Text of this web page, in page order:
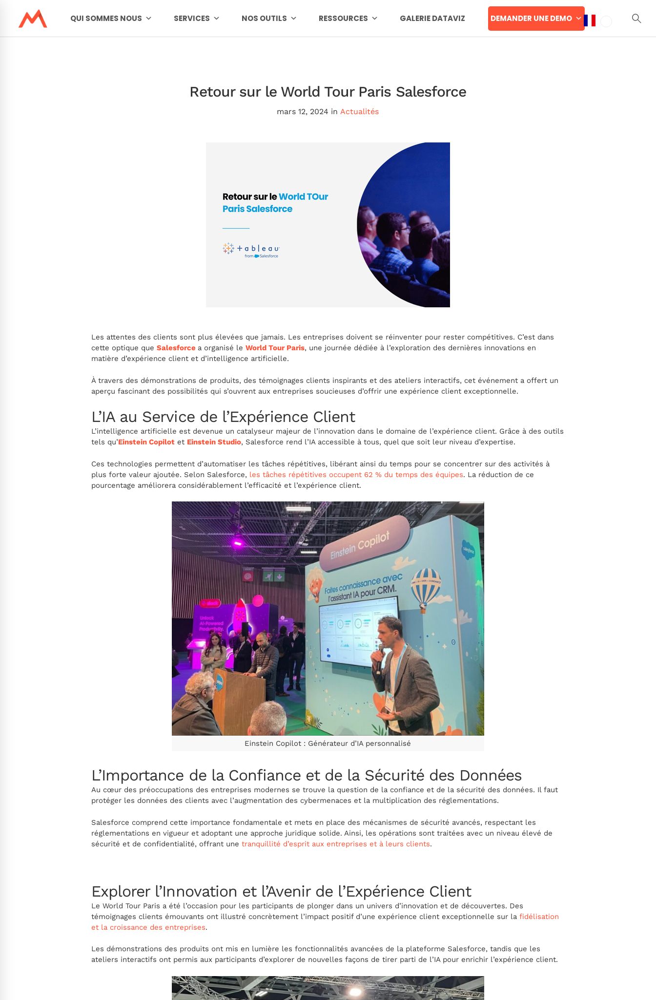
QUI SOMMES NOUS SERVICES NOS OUTILS RESSOURCES GALERIE DATAVIZ DEMANDER UNE DEMO
Retour sur le World Tour Paris Salesforce
mars 12, 2024 inActualités
Les attentes des clients sont plus élevées que jamais. Les entreprises doivent se réinventer pour rester compétitives. C’est dans
cette optique que Salesforce a organisé le World Tour Paris, une journée dédiée à l’exploration des dernières innovations en
matière d’expérience client et d’intelligence artificielle.
À travers des démonstrations de produits, des témoignages clients inspirants et des ateliers interactifs, cet événement a offert un
aperçu fascinant des possibilités qui s’ouvrent aux entreprises soucieuses d’offrir une expérience client exceptionnelle.
L’IA au Service de l’Expérience Client
L’intelligence artificielle est devenue un catalyseur majeur de l’innovation dans le domaine de l’expérience client. Grâce à des outils
tels qu’Einstein Copilot et Einstein Studio, Salesforce rend l’IA accessible à tous, quel que soit leur niveau d’expertise.
Ces technologies permettent d’automatiser les tâches répétitives, libérant ainsi du temps pour se concentrer sur des activités à
plus forte valeur ajoutée. Selon Salesforce, les tâches répétitives occupent 62 % du temps des équipes. La réduction de ce
pourcentage améliorera considérablement l’efficacité et l’expérience client.
Einstein Copilot : Générateur d’IA personnalisé
L’Importance de la Confiance et de la Sécurité des Données
Au cœur des préoccupations des entreprises modernes se trouve la question de la confiance et de la sécurité des données. Il faut
protéger les données des clients avec l’augmentation des cybermenaces et la multiplication des réglementations.
Salesforce comprend cette importance fondamentale et mets en place des mécanismes de sécurité avancés, respectant les
réglementations en vigueur et adoptant une approche juridique solide. Ainsi, les opérations sont traitées avec un niveau élevé de
sécurité et de confidentialité, offrant une tranquillité d’esprit aux entreprises et à leurs clients.
Explorer l’Innovation et l’Avenir de l’Expérience Client
Le World Tour Paris a été l’occasion pour les participants de plonger dans un univers d’innovation et de découvertes. Des
témoignages clients émouvants ont illustré concrètement l’impact positif d’une expérience client exceptionnelle sur la fidélisation
et la croissance des entreprises.
Les démonstrations des produits ont mis en lumière les fonctionnalités avancées de la plateforme Salesforce, tandis que les
ateliers interactifs ont permis aux participants d’explorer de nouvelles façons de tirer parti de l’IA pour enrichir l’expérience client.